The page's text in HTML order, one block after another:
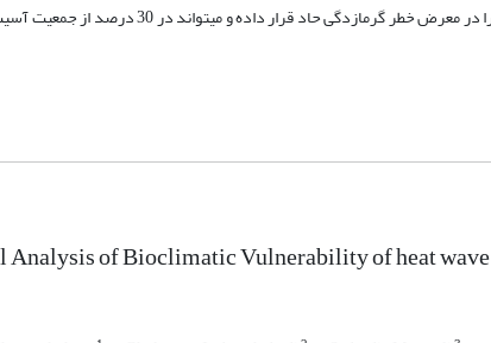
موج گرم یکی از جدی ترین مخاطرات بیوکلیمایی کلانشهر اهواز است که کل جمعیت شهر اهواز را در معرض خطر گرمازدگی حاد قرار
Analysis of Bioclimatic Vulnerability of heat